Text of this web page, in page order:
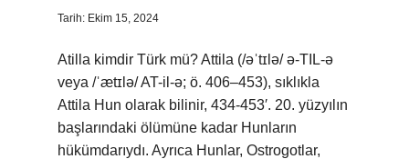
Tarih: Ekim 15, 2024
Atilla kimdir Türk mü? Attila (/əˈtɪlə/ ə-TIL-ə
veya /ˈætɪlə/ AT-il-ə; ö. 406–453), sıklıkla
Attila Hun olarak bilinir, 434-453′. 20. yüzyılın
başlarındaki ölümüne kadar Hunların
hükümdarıydı. Ayrıca Hunlar, Ostrogotlar,